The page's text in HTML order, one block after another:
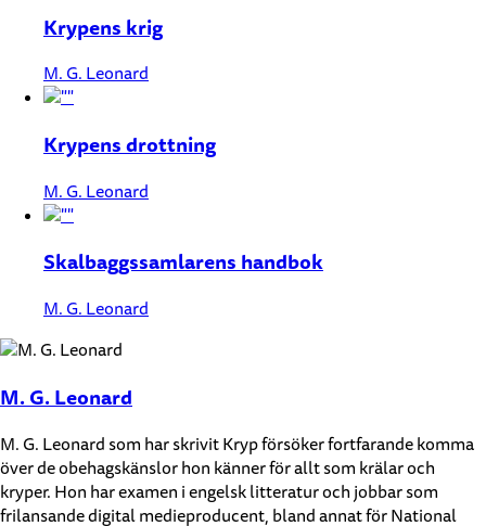
Krypens krig
M. G. Leonard
Krypens drottning
M. G. Leonard
Skalbaggssamlarens handbok
M. G. Leonard
M. G. Leonard
M. G. Leonard som har skrivit Kryp försöker fortfarande komma
över de obehagskänslor hon känner för allt som krälar och
kryper. Hon har examen i engelsk litteratur och jobbar som
frilansande digital medieproducent, bland annat för National